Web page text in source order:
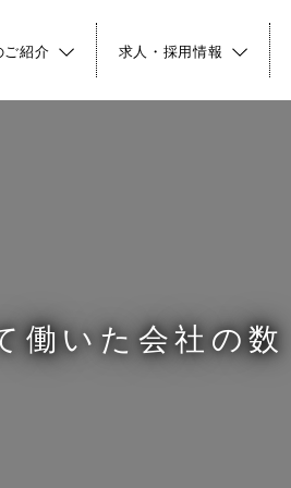
ご紹介 求人・採用情報
働いた会社の数